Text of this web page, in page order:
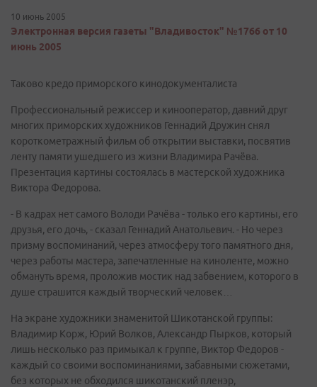
10 июнь 2005
Электронная версия газеты "Владивосток" №1766 от 10
июнь 2005
Таково кредо приморского кинодокументалиста
Профессиональный режиссер и кинооператор, давний друг
многих приморских художников Геннадий Дружин снял
короткометражный фильм об открытии выставки, посвятив
ленту памяти ушедшего из жизни Владимира Рачёва.
Презентация картины состоялась в мастерской художника
Виктора Федорова.
- В кадрах нет самого Володи Рачёва - только его картины, его
друзья, его дочь, - сказал Геннадий Анатольевич. - Но через
призму воспоминаний, через атмосферу того памятного дня,
через работы мастера, запечатленные на киноленте, можно
обмануть время, проложив мостик над забвением, которого в
душе страшится каждый творческий человек…
На экране художники знаменитой Шикотанской группы:
Владимир Корж, Юрий Волков, Александр Пырков, который
лишь несколько раз примыкал к группе, Виктор Федоров -
каждый со своими воспоминаниями, забавными сюжетами,
без которых не обходился шикотанский пленэр,